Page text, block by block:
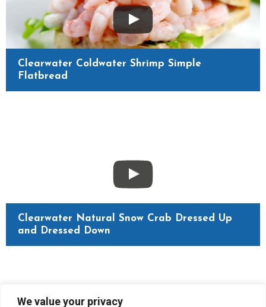
We value your privacy
Clearwater Coldwater Shrimp Simple
Flatbread
Clearwater Natural Snow Crab Dressed Up
and Dressed Down